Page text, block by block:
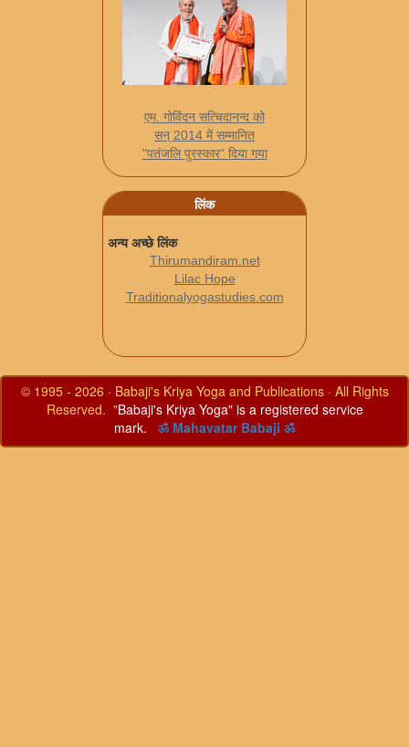
एम. गोविंदन सत्चिदानन्द को
सन् 2014 में सम्मानित
"पतंजलि पुरस्कार" दिया गया
लिंक
अन्य अच्छे लिंक
Thirumandiram.net
Lilac Hope
Traditionalyogastudies.com
© 1995 - 2026 · Babaji's Kriya Yoga and Publications · All Rights
Reserved. "Babaji's Kriya Yoga" is a registered service
mark.
ॐ Mahavatar Babaji ॐ